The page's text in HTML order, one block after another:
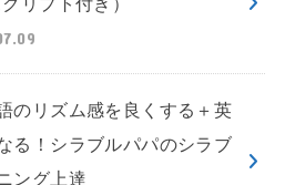
のリズム感を良くする＋英
る！シラブルパパのシラブ
ング上達